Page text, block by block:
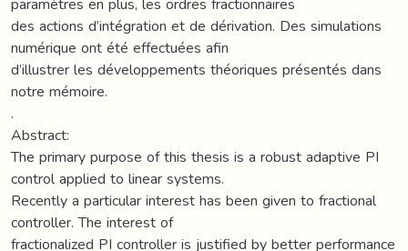
des actions d’intégration et de dérivation. Des simulations
numérique ont été effectuées afin
d’illustrer les développements théoriques présentés dans
notre mémoire.
.
Abstract:
The primary purpose of this thesis is a robust adaptive PI
control applied to linear systems.
Recently a particular interest has been given to fractional
controller. The interest of
fractionalized PI controller is justified by better performance